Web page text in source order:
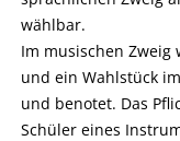
wählbar.
Im musischen
und ein Wahlstück
und benotet. Das
Schüler eines